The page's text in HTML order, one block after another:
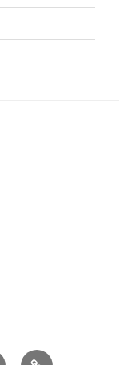
RedSpade